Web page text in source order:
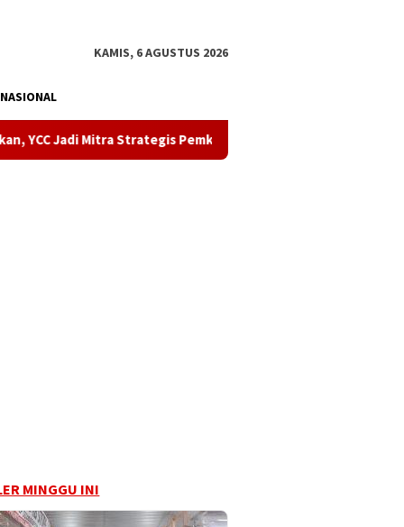
KAMIS, 6 AGUSTUS 2026
NASIONAL
Pemkot Kendari Dorong Inovasi Pembangunan
MINGGU INI